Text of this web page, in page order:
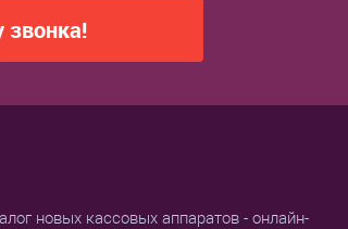
новых кассовых аппаратов - онлайн-